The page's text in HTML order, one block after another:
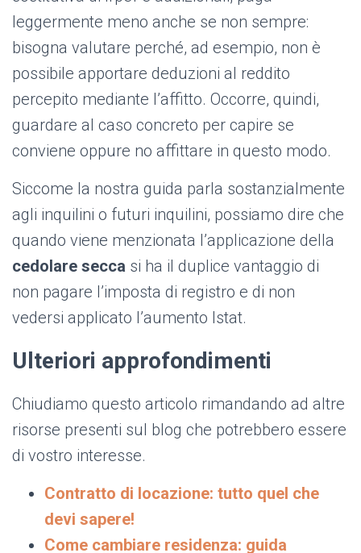
leggermente meno anche se non sempre:
bisogna valutare perché, ad esempio, non è
possibile apportare deduzioni al reddito
percepito mediante l’affitto. Occorre, quindi,
guardare al caso concreto per capire se
conviene oppure no affittare in questo modo.
Siccome la nostra guida parla sostanzialmente
agli inquilini o futuri inquilini, possiamo dire che
quando viene menzionata l’applicazione della
cedolare secca si ha il duplice vantaggio di
non pagare l’imposta di registro e di non
vedersi applicato l’aumento Istat.
Ulteriori approfondimenti
Chiudiamo questo articolo rimandando ad altre
risorse presenti sul blog che potrebbero essere
di vostro interesse.
Contratto di locazione: tutto quel che
devi sapere!
Come cambiare residenza: guida